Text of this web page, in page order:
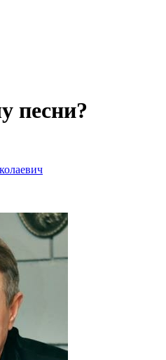
песни?